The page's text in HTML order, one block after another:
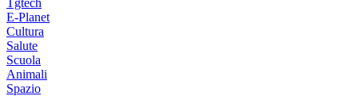
E-Planet
Cultura
Salute
Scuola
Animali
Spazio